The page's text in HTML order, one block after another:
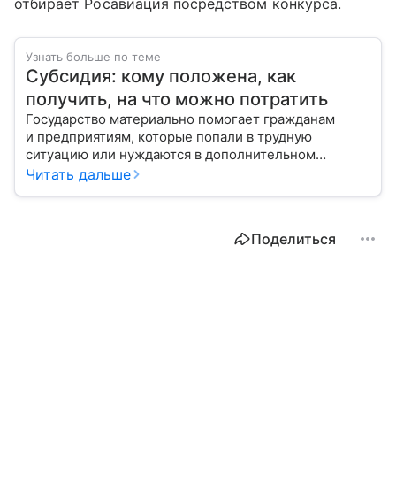
отбирает Росавиация посредством конкурса.
Узнать больше по теме
Субсидия: кому положена, как
получить, на что можно потратить
Государство материально помогает гражданам
и предприятиям, которые попали в трудную
ситуацию или нуждаются в дополнительном
стимулировании. С помощью эксперта расскажем,
Читать дальше
Поделиться